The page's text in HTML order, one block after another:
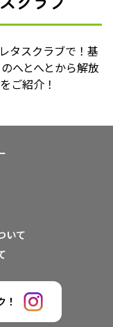
タスクラブで！基
へとへとから解放
ご紹介！
いて
！